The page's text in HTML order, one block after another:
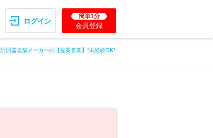
ログイン
簡単1分
会員登録
計測器老舗メーカーの【提案営業】*未経験OK*